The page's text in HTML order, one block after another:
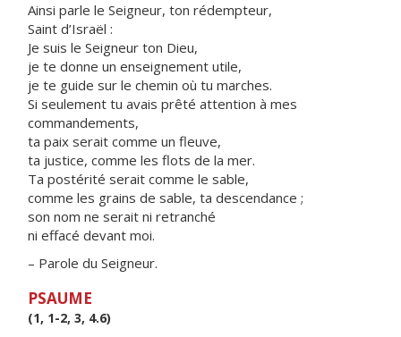
Ainsi parle le Seigneur, ton rédempteur,
Saint d’Israël :
Je suis le Seigneur ton Dieu,
je te donne un enseignement utile,
je te guide sur le chemin où tu marches.
Si seulement tu avais prêté attention à mes
commandements,
ta paix serait comme un fleuve,
ta justice, comme les flots de la mer.
Ta postérité serait comme le sable,
comme les grains de sable, ta descendance ;
son nom ne serait ni retranché
ni effacé devant moi.
– Parole du Seigneur.
PSAUME
(1, 1-2, 3, 4.6)